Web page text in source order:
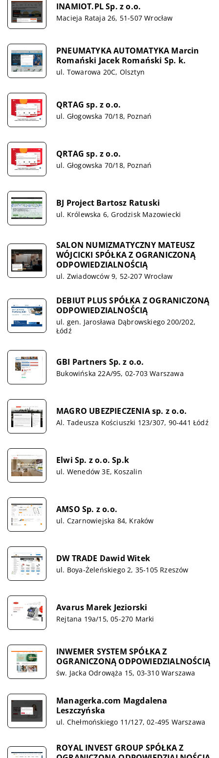
INAMIOT.PL Sp. z o.o.
Macieja Rataja 26, 51-507 Wrocław
PNEUMATYKA AUTOMATYKA Marcin
Romański Jacek Romański Sp. k.
ul. Towarowa 20C, Olsztyn
QRTAG sp. z o.o.
ul. Głogowska 70/18, Poznań
QRTAG sp. z o.o.
ul. Głogowska 70/18, Poznań
BJ Project Bartosz Ratuski
ul. Królewska 6, Grodzisk Mazowiecki
SALON NUMIZMATYCZNY MATEUSZ
WÓJCICKI SPÓŁKA Z OGRANICZONĄ
ODPOWIEDZIALNOŚCIĄ
ul. Zwiadowców 9, 52-207 Wrocław
DEBIUT PLUS SPÓŁKA Z OGRANICZONĄ
ODPOWIEDZIALNOŚCIĄ
ul. gen. Jarosława Dąbrowskiego 200/202,
Łódź
GBI Partners Sp. z o.o.
Bukowińska 22A/95, 02-703 Warszawa
MAGRO UBEZPIECZENIA sp. z o.o.
Al. Tadeusza Kościuszki 123/307, 90-441 Łódź
Elwi Sp. z o.o. Sp.k
ul. Wenedów 3E, Koszalin
AMSO Sp. z o.o.
ul. Czarnowiejska 84, Kraków
DW TRADE Dawid Witek
ul. Boya-Żeleńskiego 2, 35-105 Rzeszów
Avarus Marek Jeziorski
Rejtana 19a/15, 05-270 Marki
INWEMER SYSTEM SPÓŁKA Z
OGRANICZONĄ ODPOWIEDZIALNOŚCIĄ
św. Jacka Odrowąża 15, 03-310 Warszawa
Managerka.com Magdalena
Leszczyńska
ul. Chełmońskiego 11/127, 02-495 Warszawa
ROYAL INVEST GROUP SPÓŁKA Z